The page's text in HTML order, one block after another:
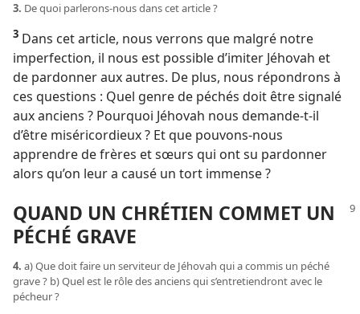
3. De quoi parlerons-​nous dans cet article ?
3 Dans cet article, nous verrons que malgré notre
imperfection, il nous est possible d’imiter Jéhovah et
de pardonner aux autres. De plus, nous répondrons à
ces questions : Quel genre de péchés doit être signalé
aux anciens ? Pourquoi Jéhovah nous demande-​t-​il
d’être miséricordieux ? Et que pouvons-​nous
apprendre de frères et sœurs qui ont su pardonner
alors qu’on leur a causé un tort immense ?
QUAND UN CHRÉTIEN COMMET UN
PÉCHÉ GRAVE
4. a) Que doit faire un serviteur de Jéhovah qui a commis un péché
grave ? b) Quel est le rôle des anciens qui s’entretiendront avec le
pécheur ?